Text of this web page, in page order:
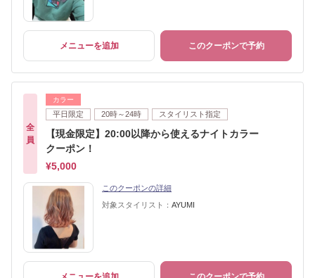
メニューを追加 このクーポンで予約
全
員
カラー
平日限定 20時～24時 スタイリスト指定
【現金限定】20:00以降から使えるナイトカラー
クーポン！
¥5,000
このクーポンの詳細
対象スタイリスト： AYUMI